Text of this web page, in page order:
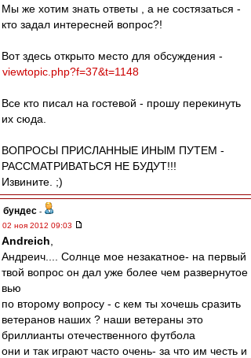
Мы же хотим знать ответы , а не состязаться -
кто задал интересней вопрос?!
Вот здесь открыто место для обсуждения -
viewtopic.php?f=37&t=1148
Все кто писал на гостевой - прошу перекинуть
их сюда.
ВОПРОСЫ ПРИСЛАННЫЕ ИНЫМ ПУТЕМ -
РАССМАТРИВАТЬСЯ НЕ БУДУТ!!!
Извините. ;)
бундес -
02 ноя 2012 09:03
Andreich
Андреич.... Солнце мое незакатное- на первый
твой вопрос он дал уже более чем развернутое
вью
по второму вопросу - с кем ты хочешь сразить
ветеранов наших ? наши ветераны это
бриллианты отечественного футбола
они и так играют часто очень- за что им честь и